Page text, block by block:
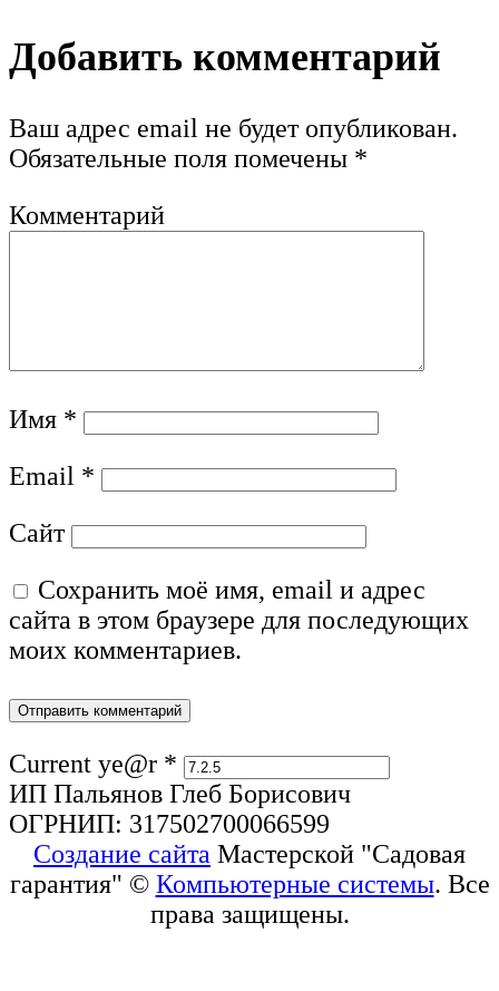
Добавить комментарий
Ваш адрес email не будет опубликован.
Обязательные поля помечены *
Комментарий
Имя *
Email *
Сайт
Сохранить моё имя, email и адрес
сайта в этом браузере для последующих
моих комментариев.
Current ye@r *
ИП Пальянов Глеб Борисович
ОГРНИП: 317502700066599
Создание сайта Мастерской "Садовая
гарантия" © Компьютерные системы. Все
права защищены.